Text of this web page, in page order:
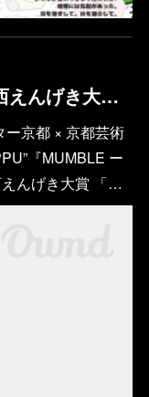
【受賞のお知らせ】第2回 関西えんげき大賞 優秀作品賞・観客投票ベストワン賞 受賞
京都 × 京都芸術
『MUMBLE ー
んげき大賞 「…